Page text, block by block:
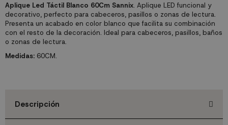
Aplique Led Táctil Blanco 60Cm Sannix. Aplique LED funcional y
decorativo, perfecto para cabeceros, pasillos o zonas de lectura.
Presenta un acabado en color blanco que facilita su combinación
con el resto de la decoración. Ideal para cabeceros, pasillos, baños
o zonas de lectura.
Medidas:60CM.
Descripción